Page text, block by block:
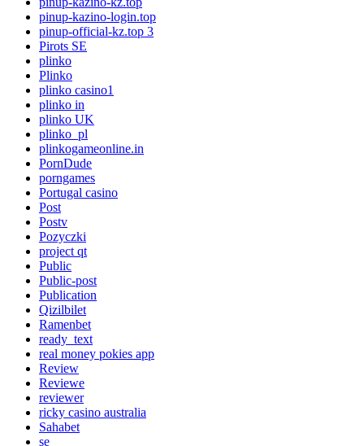
pinup-kazino-login.top
pinup-official-kz.top 3
Pirots SE
plinko
Plinko
plinko casino1
plinko in
plinko UK
plinko_pl
plinkogameonline.in
PornDude
porngames
Portugal casino
Post
Postv
Pozyczki
project qt
Public
Public-post
Publication
Qizilbilet
Ramenbet
ready_text
real money pokies app
Review
Reviewe
reviewer
ricky casino australia
Sahabet
se